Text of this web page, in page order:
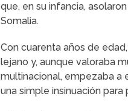
que, en su infancia,
Somalia.
Con cuarenta años de
lejano y, aunque valoraba
multinacional, empezaba a
una simple insinuación